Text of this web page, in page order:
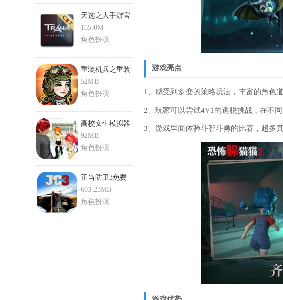
天选之人手游官
网版
165.0M
角色扮演
重装机兵之重装
无限版
52MB
角色扮演
高校女生模拟器
正版
92MB
角色扮演
正当防卫3免费
手游版
603.23MB
角色扮演
游戏亮点
1、感受到多变的策略玩法，丰富的角色
2、玩家可以尝试4V1的逃脱挑战，在不
3、游戏里面体验斗智斗勇的比赛，超多